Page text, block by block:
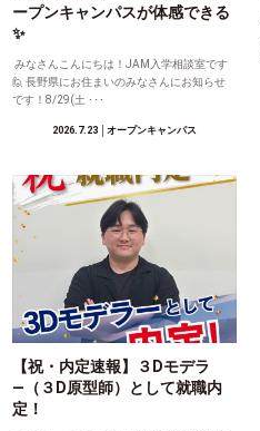
ープンキャンパスが体感できる
✨
みなさんこんにちは！JAM入学相談室です
🙋 長野県にお住まいのみなさんにお知らせ
です！8/29(土 ･･･
2026.7.23 │オープンキャンパス
【祝・内定速報】３Dモデラ
―（３D原型師）として就職内
定！